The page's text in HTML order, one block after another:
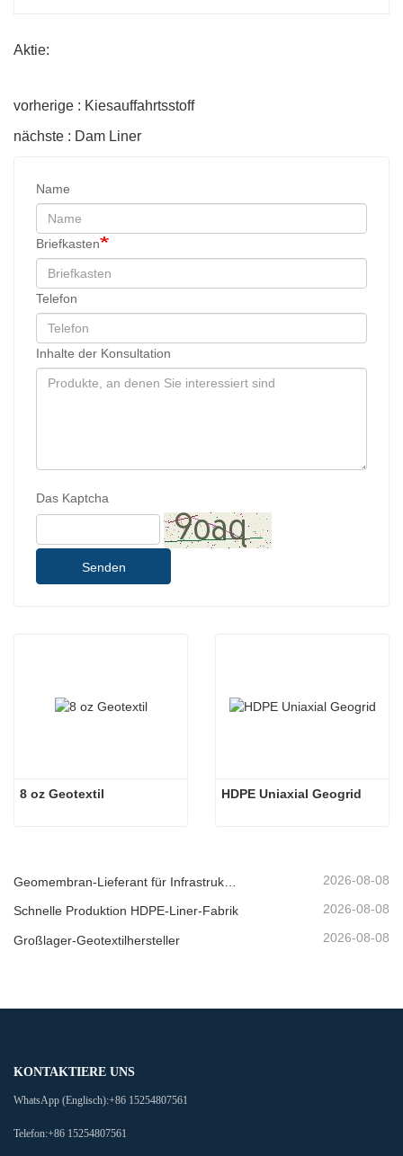
Aktie:
vorherige : Kiesauffahrtsstoff
nächste : Dam Liner
Name
Briefkasten
Telefon
Inhalte der Konsultation
Das Kaptcha
Senden
8 oz Geotextil HDPE Uniaxial Geogrid
2026-08-08
Schnelle Produktion HDPE-Liner-Fabrik 2026-08-08
Großlager-Geotextilhersteller 2026-08-08
KONTAKTIERE UNS
WhatsApp (Englisch):+86 15254807561
Telefon:+86 15254807561